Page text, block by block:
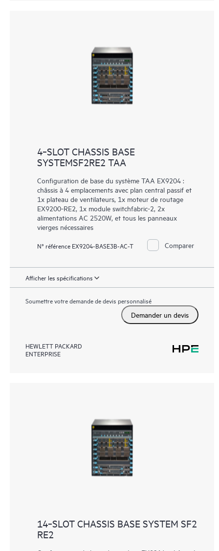
4‑SLOT CHASSIS BASE
SYSTEMSF2RE2 TAA
Configuration de base du système TAA EX9204 :
châssis à 4 emplacements avec plan central passif et
1x plateau de ventilateurs, 1x moteur de routage
EX9200-RE2, 1x module switchfabric-2, 2x
alimentations AC 2520W, et tous les panneaux
vierges nécessaires
N° référence EX9204-BASE3B-AC-T Comparer
Afficher les spécifications
Soumettre votre demande de devis personnalisé
Demander un devis
HEWLETT PACKARD
ENTERPRISE
14‑SLOT CHASSIS BASE SYSTEM SF2
RE2